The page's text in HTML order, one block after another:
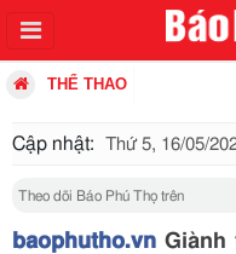
THỂ THAO
Cập nhật: Thứ 5, 16/05/
Theo dõi Báo Phú Thọ trên
baophutho.vn Giành